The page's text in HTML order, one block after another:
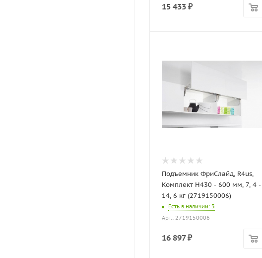
15 433 ₽
Подъемник ФриСлайд, R4us,
Комплект H430 - 600 мм, 7, 4 -
14, 6 кг (2719150006)
Есть в наличии: 3
Арт.: 2719150006
16 897₽